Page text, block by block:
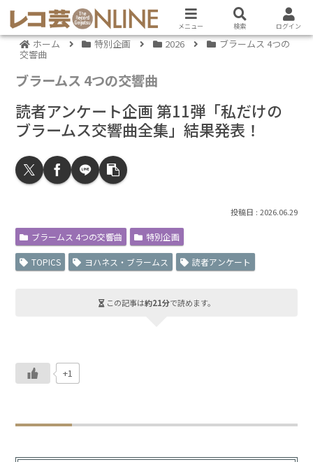
ホーム 特別企画 2026 ブラームス 4つの
交響曲
ブラームス 4つの交響曲
読者アンケート企画 第11弾「私だけの
ブラームス交響曲全集」結果発表！
2026.06.29
ブラームス 4つの交響曲 特別企画
TOPICS ヨハネス・ブラームス 読者アンケート
この記事は約21分で読めます。
+1
メニュー 検索 ログイン